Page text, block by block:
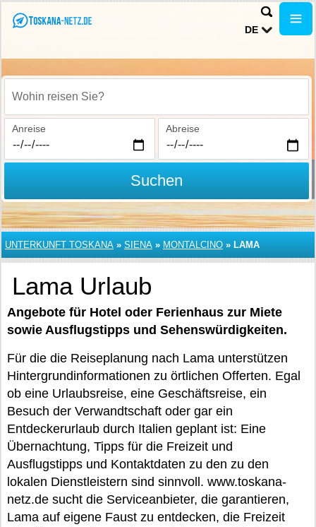
DE
Wohin reisen Sie?
Anreise Abreise
Suchen
UNTERKUNFT TOSKANA » SIENA » MONTALCINO » LAMA
Lama Urlaub
Angebote für Hotel oder Ferienhaus zur Miete
sowie Ausflugstipps und Sehenswürdigkeiten.
Für die die Reiseplanung nach Lama unterstützen
Hintergrundinformationen zu örtlichen Offerten. Egal
ob eine Urlaubsreise, eine Geschäftsreise, ein
Besuch der Verwandtschaft oder gar ein
Entdeckerurlaub durch Italien geplant ist: Eine
Übernachtung, Tipps für die Freizeit und
Ausflugstipps und Kontaktdaten zu den zu den
lokalen Dienstleistern sind sinnvoll. www.toskana-
netz.de sucht die Serviceanbieter, die garantieren,
Lama auf eigene Faust zu entdecken, die Freizeit